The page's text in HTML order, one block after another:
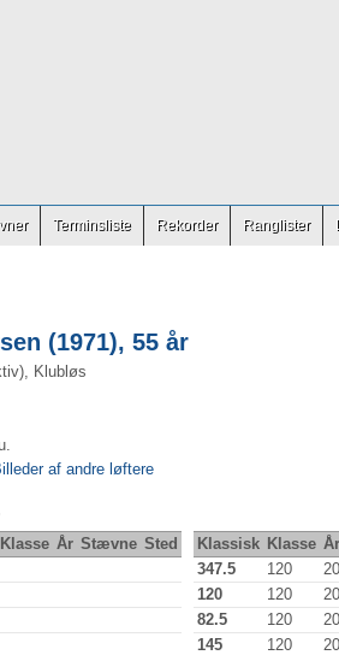
Terminsliste Rekorder Ranglister
(1971), 55 år
Klubløs
af andre løftere
Klasse År Stævne Sted Klassisk Klasse År
347.5 120
120 120
82.5 120
145 120